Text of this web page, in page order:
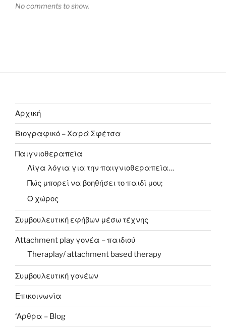
No comments to show.
Αρχική
Βιογραφικό – Χαρά Σφέτσα
Παιγνιοθεραπεία
Λίγα λόγια για την παιγνιοθεραπεία…
Πώς μπορεί να βοηθήσει το παιδί μου;
Ο χώρος
Συμβουλευτική εφήβων μέσω τέχνης
Αttachment play γονέα – παιδιού
Theraplay/ attachment based therapy
Συμβουλευτική γονέων
Επικοινωνία
‘Αρθρα – Blog